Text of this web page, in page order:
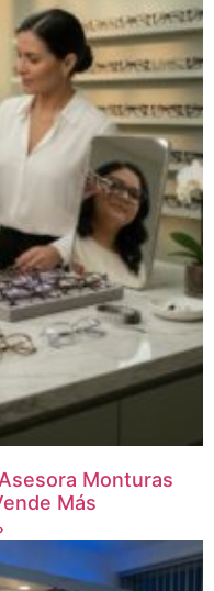
Monturas
Más